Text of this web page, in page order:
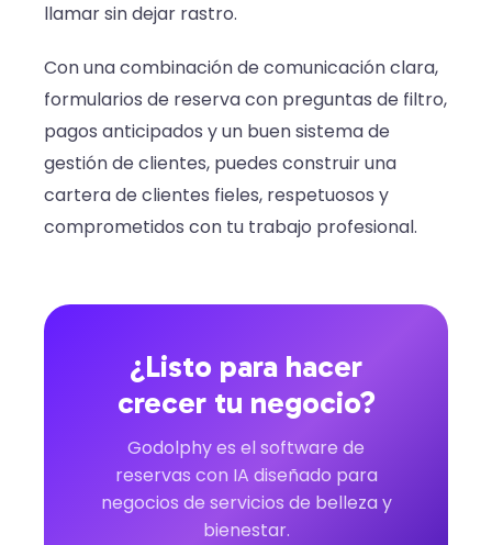
llamar sin dejar rastro.
Con una combinación de comunicación clara,
formularios de reserva con preguntas de filtro,
pagos anticipados y un buen sistema de
gestión de clientes, puedes construir una
cartera de clientes fieles, respetuosos y
comprometidos con tu trabajo profesional.
¿Listo para hacer
crecer tu negocio?
Godolphy es el software de
reservas con IA diseñado para
negocios de servicios de belleza y
bienestar.